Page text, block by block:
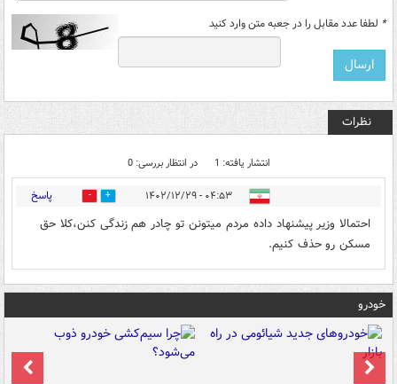
* لطفا عدد مقابل را در جعبه متن وارد کنید
نظرات
انتشار یافته: 1 در انتظار بررسی: 0
۰۴:۵۳ - ۱۴۰۲/۱۲/۲۹ 0 پاسخ
احتمالا وزیر پیشنهاد داده مردم میتونن تو چادر هم زندگی کنن،کلا حق
مسکن رو حذف کنیم.
خودرو